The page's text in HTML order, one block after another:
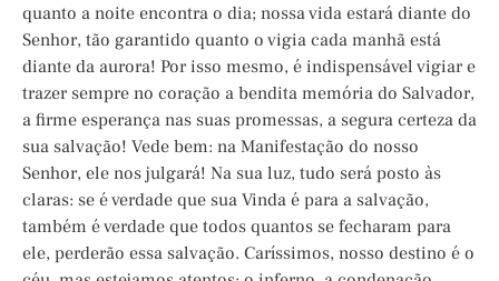
quanto a noite encontra o dia; nossa vida estará diante do
Senhor, tão garantido quanto o vigia cada manhã está
diante da aurora! Por isso mesmo, é indispensável vigiar e
trazer sempre no coração a bendita memória do Salvador,
a firme esperança nas suas promessas, a segura certeza da
sua salvação! Vede bem: na Manifestação do nosso
Senhor, ele nos julgará! Na sua luz, tudo será posto às
claras: se é verdade que sua Vinda é para a salvação,
também é verdade que todos quantos se fecharam para
ele, perderão essa salvação. Caríssimos, nosso destino é o